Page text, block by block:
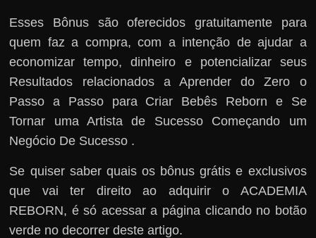
Esses Bônus são oferecidos gratuitamente para
quem faz a compra, com a intenção de ajudar a
economizar tempo, dinheiro e potencializar seus
Resultados relacionados a Aprender do Zero o
Passo a Passo para Criar Bebês Reborn e Se
Tornar uma Artista de Sucesso Começando um
Negócio De Sucesso .
Se quiser saber quais os bônus grátis e exclusivos
que vai ter direito ao adquirir o ACADEMIA
REBORN, é só acessar a página clicando no botão
verde no decorrer deste artigo.